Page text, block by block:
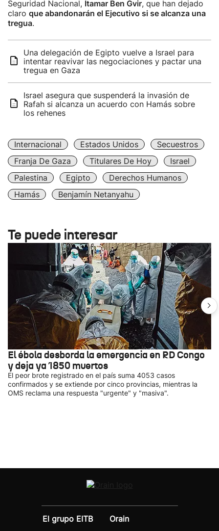
Seguridad Nacional, Itamar Ben Gvir, que han dejado
claro que abandonarán el Ejecutivo si se alcanza una
tregua.
Una delegación de Egipto vuelve a Israel para
intentar reavivar las negociaciones y pactar una
tregua en Gaza
Israel asegura que suspenderá la invasión de
Rafah si alcanza un acuerdo con Hamás sobre
los rehenes
Internacional Estados Unidos
Secuestros
Franja De Gaza
Titulares De Hoy
Israel
Palestina
Egipto
Derechos Humanos
Hamás
Benjamín Netanyahu
Te puede interesar
El ébola desborda la emergencia en RD Congo
y deja ya 1850 muertos
El peor brote registrado en el país suma 4053 casos
confirmados y se extiende por cinco provincias, mientras la
OMS reclama una respuesta "urgente" y "masiva".
El grupo EITB
Orain